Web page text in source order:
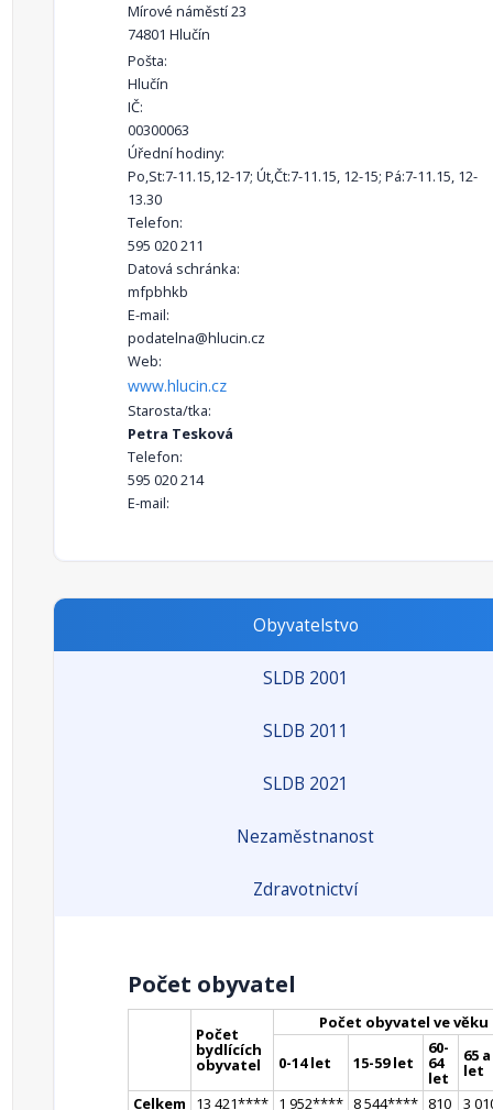
Mírové náměstí 23
74801 Hlučín
Pošta:
Hlučín
IČ:
00300063
Úřední hodiny:
Po,St:7-11.15,12-17; Út,Čt:7-11.15, 12-15; Pá:7-11.15, 12-
13.30
Telefon:
595 020 211
Datová schránka:
mfpbhkb
E-mail:
podatelna@hlucin.cz
Web:
www.hlucin.cz
Starosta/tka:
Petra Tesková
Telefon:
595 020 214
E-mail:
Obyvatelstvo
SLDB 2001
SLDB 2011
SLDB 2021
Nezaměstnanost
Zdravotnictví
Počet obyvatel
Počet
bydlících
obyvatel
Počet obyvatel ve věku
0-14 let 15-59 let
60-
64
let
65
let
Celkem
13 421**** 1 952**** 8 544**** 810 3